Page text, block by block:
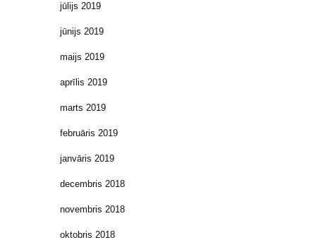
jūlijs 2019
jūnijs 2019
maijs 2019
aprīlis 2019
marts 2019
februāris 2019
janvāris 2019
decembris 2018
novembris 2018
oktobris 2018